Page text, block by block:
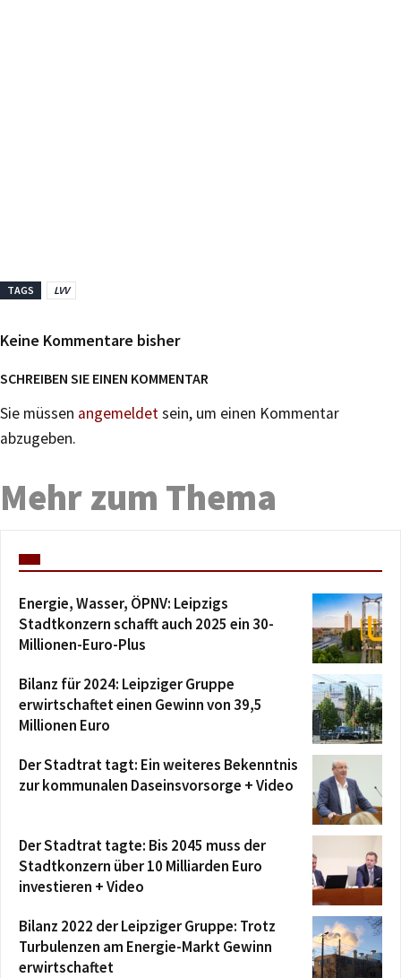
TAGS LVV
Keine Kommentare bisher
SCHREIBEN SIE EINEN KOMMENTAR
Sie müssen angemeldetsein, um einen Kommentar
abzugeben.
Mehr zum Thema
Energie, Wasser, ÖPNV: Leipzigs
Stadtkonzern schafft auch 2025 ein 30-
Millionen-Euro-Plus
Bilanz für 2024: Leipziger Gruppe
erwirtschaftet einen Gewinn von 39,5
Millionen Euro
Der Stadtrat tagt: Ein weiteres Bekenntnis
zur kommunalen Daseinsvorsorge + Video
Der Stadtrat tagte: Bis 2045 muss der
Stadtkonzern über 10 Milliarden Euro
investieren + Video
Bilanz 2022 der Leipziger Gruppe: Trotz
Turbulenzen am Energie-Markt Gewinn
erwirtschaftet